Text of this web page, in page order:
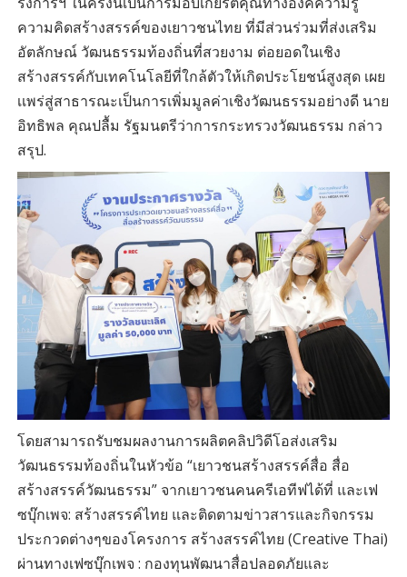
ความคิดสร้างสรรค์ของเยาวชนไทย ที่มีส่วนร่วมที่ส่งเสริม
อัตลักษณ์ วัฒนธรรมท้องถิ่นที่สวยงาม ต่อยอดในเชิง
สร้างสรรค์กับเทคโนโลยีที่ใกล้ตัวให้เกิดประโยชน์สูงสุด เผย
เเพร่สู่สาธารณะเป็นการเพิ่มมูลค่าเชิงวัฒนธรรมอย่างดี นาย
อิทธิพล คุณปลื้ม รัฐมนตรีว่าการกระทรวงวัฒนธรรม กล่าว
สรุป.
โดยสามารถรับชมผลงานการผลิตคลิปวิดีโอส่งเสริม
วัฒนธรรมท้องถิ่นในหัวข้อ “เยาวชนสร้างสรรค์สื่อ สื่อ
สร้างสรรค์วัฒนธรรม” จากเยาวชนคนครีเอทีฟได้ที่ และเฟ
ซบุ๊กเพจ: สร้างสรรค์ไทย และติดตามข่าวสารและกิจกรรม
ประกวดต่างๆของโครงการ สร้างสรรค์ไทย (Creative Thai)
ผ่านทางเฟซบุ๊กเพจ : กองทุนพัฒนาสื่อปลอดภัยและ